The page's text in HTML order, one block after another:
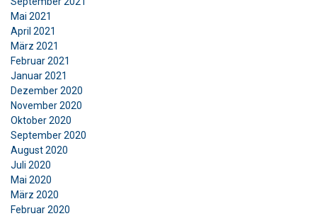
Mai 2021
April 2021
März 2021
Februar 2021
Januar 2021
Dezember 2020
November 2020
Oktober 2020
September 2020
August 2020
Juli 2020
Mai 2020
März 2020
Februar 2020